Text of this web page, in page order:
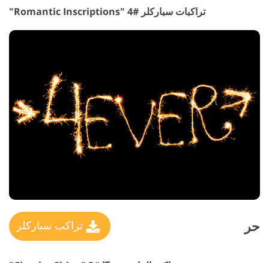
تراكبات سباركلر #4 "Romantic Inscriptions"
حر تراكب سباركلر